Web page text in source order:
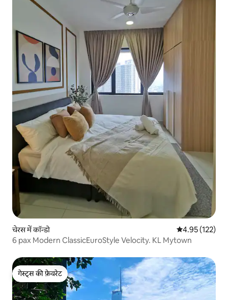
चेरस में कॉन्डो औसत रेटिंग 5 में से
4.95 (122)
6 pax Modern ClassicEuroStyle Velocity. KL Mytown
गेस्ट्स की फ़ेवरेट
गेस्ट्स की फ़ेवरेट